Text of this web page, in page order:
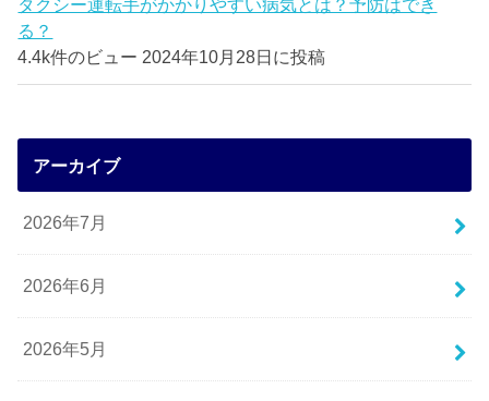
タクシー運転手がかかりやすい病気とは？予防はでき
る？
4.4k件のビュー 2024年10月28日に投稿
アーカイブ
2026年7月
2026年6月
2026年5月